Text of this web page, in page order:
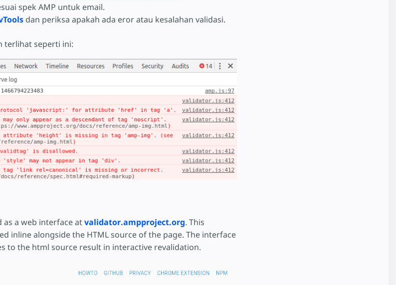
spek AMP untuk email.
dan periksa apakah ada eror atau kesalahan validasi.
terlihat seperti ini:
as a web interface atvalidator.ampproject.org. This
inline alongside the HTML source of the page. The interface
to the html source result in interactive revalidation.